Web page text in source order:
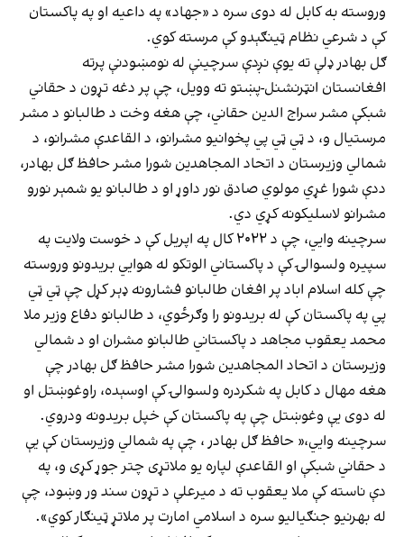
وروسته به کابل له دوی سره د «جهاد» په داعیه او په پاکستان
کې د شرعي نظام ټینګېدو کې مرسته کوي.
ګل بهادر ډلې ته یوې نږدې سرچینې له نومښودنې پرته
افغانستان انټرنشنل-پښتو ته وویل، چې پر دغه تړون د حقاني
شبکې مشر سراج الدین حقاني، چې هغه وخت د طالبانو د مشر
مرستیال و، د ټي ټي پي پخوانیو مشرانو، د القاعدې مشرانو، د
شمالي وزیرستان د اتحاد المجاهدین شورا مشر حافظ ګل بهادر،
ددې شورا غړي مولوي صادق نور داوړ او د طالبانو یو شمېر نورو
مشرانو لاسلیکونه کړي دي.
سرچینه وايي، چې د ۲۰۲۲ کال په اپریل کې د خوست ولایت په
سپیره ولسوالۍ کې د پاکستاني الوتکو له هوايي بریدونو وروسته
چې کله اسلام اباد پر افغان طالبانو فشارونه ډېر کړل چې ټي ټي
پي په پاکستان کې له بریدونو را وګرځوي، د طالبانو دفاع وزیر ملا
محمد یعقوب مجاهد د پاکستاني طالبانو مشران او د شمالي
وزیرستان د اتحاد المجاهدین شورا مشر حافظ ګل بهادر چې
هغه مهال د کابل په شکردره ولسوالۍ کې اوسېده، راوغوښتل او
له دوی یې وغوښتل چې په پاکستان کې خپل بریدونه ودروي.
سرچینه وايي،« حافظ ګل بهادر ، چې په شمالي وزیرستان کې یې
د حقاني شبکې او القاعدې لپاره یو ملاتړی چتر جوړ کړی و، په
دې ناسته کې ملا یعقوب ته د میرعلې د تړون سند ور وښود، چې
له بهرنیو جنګیالیو سره د اسلامي امارت پر ملاتړ ټینګار کوي».